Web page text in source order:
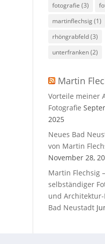
fotografie (3)
martinflechsig(1)
rhöngrabfeld(3)
unterfranken(2)
Martin
Vorteile meiner
Fotografie
2025
Neues Bad
von Martin
November 28,
Martin Flechsig –
selbständiger
und Architektur-
Bad Neustadt